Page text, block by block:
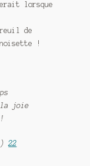
lorsque
de
!
la joie
22